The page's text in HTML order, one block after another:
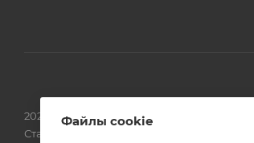
2026 © Обращаем Ваше внимание на то,
Статьи 437 (2) ГК РФ.
Файлы cookie